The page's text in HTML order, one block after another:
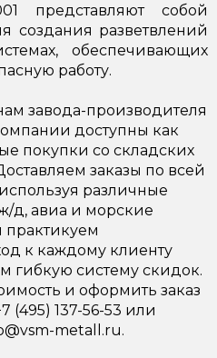
представляют собой
создания разветвлений
обеспечивающих
работу.
завода-производителя
доступны как
покупки со складских
заказы по всей
различные
д, авиа и морские
практикуем
к каждому клиенту
гибкую систему скидок.
и оформить заказ
(495) 137-56-53 или
metall.ru.